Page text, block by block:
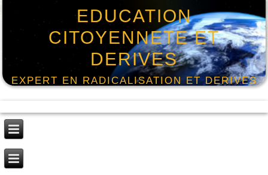
EDUCATION
CITOYENNETE ET
DERIVES
EXPERT EN RADICALISATION ET DERIVES